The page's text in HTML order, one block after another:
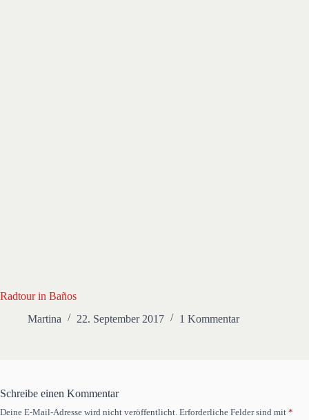
Radtour in Baños
Martina
22. September 2017 1 Kommentar
Schreibe einen Kommentar
Deine E-Mail-Adresse wird nicht veröffentlicht. Erforderliche Felder sind mit *